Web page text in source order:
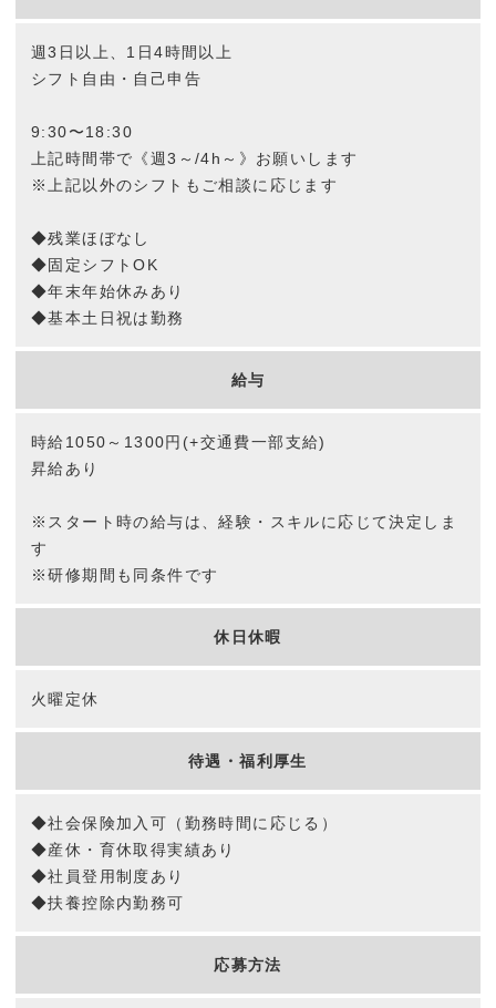
採用情報
数字で見るスタジオメディア
週3日以上、1日4時間以上
シフト自由・自己申告
9:30〜18:30
上記時間帯で《週3～/4h～》お願いします
※上記以外のシフトもご相談に応じます
◆残業ほぼなし
◆固定シフトOK
◆年末年始休みあり
◆基本土日祝は勤務
給与
時給1050～1300円(+交通費一部支給)
昇給あり
※スタート時の給与は、経験・スキルに応じて決定しま
す
※研修期間も同条件です
休日休暇
火曜定休
待遇・福利厚生
◆社会保険加入可（勤務時間に応じる）
◆産休・育休取得実績あり
◆社員登用制度あり
◆扶養控除内勤務可
応募方法